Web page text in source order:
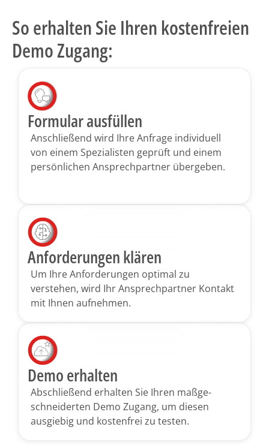
So erhalten Sie Ihren kostenfreien
Demo Zugang:
Formular ausfüllen
Anschließend wird Ihre Anfrage individuell
von einem Spezia­listen geprüft und einem
persönlichen Ansprechpartner übergeben.
Anforderungen klären
Um Ihre Anforderungen optimal zu
verstehen, wird Ihr Ansprech­partner Kontakt
mit Ihnen aufnehmen.
Demo erhalten
Abschließend erhalten Sie Ihren maßge­
schneiderten Demo Zugang, um diesen
ausgiebig und kostenfrei zu testen.